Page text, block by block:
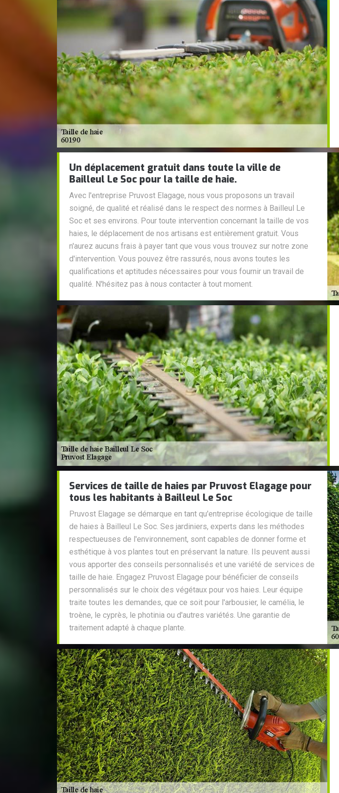
Un déplacement gratuit dans toute la ville de
Bailleul Le Soc pour la taille de haie.
Avec l'entreprise Pruvost Elagage, nous vous proposons un travail
soigné, de qualité et réalisé dans le respect des normes à Bailleul Le
Soc et ses environs. Pour toute intervention concernant la taille de vos
haies, le déplacement de nos artisans est entièrement gratuit. Vous
n'aurez aucuns frais à payer tant que vous vous trouvez sur notre zone
d'intervention. Vous pouvez être rassurés, nous avons toutes les
qualifications et aptitudes nécessaires pour vous fournir un travail de
qualité. N'hésitez pas à nous contacter à tout moment.
Services de taille de haies par Pruvost Elagage pour
tous les habitants à Bailleul Le Soc
Pruvost Elagage se démarque en tant qu'entreprise écologique de taille
de haies à Bailleul Le Soc. Ses jardiniers, experts dans les méthodes
respectueuses de l'environnement, sont capables de donner forme et
esthétique à vos plantes tout en préservant la nature. Ils peuvent aussi
vous apporter des conseils personnalisés et une variété de services de
taille de haie. Engagez Pruvost Elagage pour bénéficier de conseils
personnalisés sur le choix des végétaux pour vos haies. Leur équipe
traite toutes les demandes, que ce soit pour l'arbousier, le camélia, le
troène, le cyprès, le photinia ou d'autres variétés. Une garantie de
traitement adapté à chaque plante.